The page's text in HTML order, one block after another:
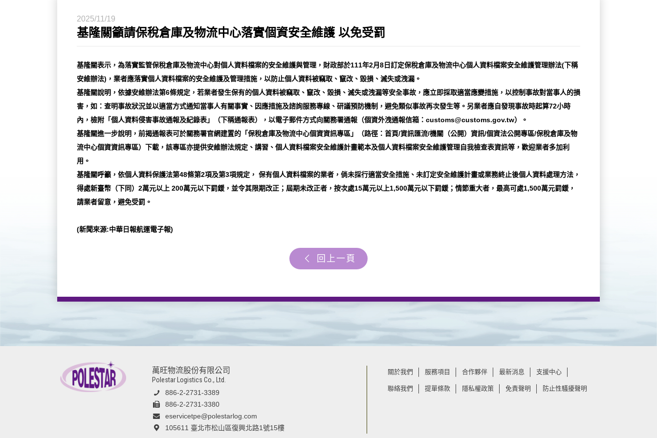
2025/11/19
基隆關籲請保稅倉庫及物流中心落實個資安全維護 以免受罰
基隆關表示，為落實監管保稅倉庫及物流中心對個人資料檔案的安全維護與管理，財政部於111年2月8日訂定保稅倉庫及物流中心個人資料檔案安全維護管理辦法(下稱
安維辦法)，業者應落實個人資料檔案的安全維護及管理措施，以防止個人資料被竊取、竄改、毀損、滅失或洩漏。
基隆關說明，依據安維辦法第6條規定，若業者發生保有的個人資料被竊取、竄改、毀損、滅失或洩漏等安全事故，應立即採取適當應變措施，以控制事故對當事人的損
害，如：查明事故狀況並以適當方式通知當事人有關事實、因應措施及諮詢服務專線、研議預防機制，避免類似事故再次發生等。另業者應自發現事故時起算72小時
內，檢附「個人資料侵害事故通報及紀錄表」（下稱通報表），以電子郵件方式向關務署通報（個資外洩通報信箱：customs@customs.gov.tw）。
基隆關進一步說明，前揭通報表可於關務署官網建置的「保稅倉庫及物流中心個資資訊專區」（路徑：首頁/資訊匯流/機關（公開）資訊/個資法公開專區/保稅倉庫及物
流中心個資資訊專區）下載，該專區亦提供安維辦法規定、講習、個人資料檔案安全維護計畫範本及個人資料檔案安全維護管理自我檢查表資訊等，歡迎業者多加利
用。
基隆關呼籲，依個人資料保護法第48條第2項及第3項規定， 保有個人資料檔案的業者，倘未採行適當安全措施、未訂定安全維護計畫或業務終止後個人資料處理方法，
得處新臺幣（下同）2萬元以上 200萬元以下罰鍰，並令其限期改正；屆期未改正者，按次處15萬元以上1,500萬元以下罰鍰；情節重大者，最高可處1,500萬元罰鍰，
請業者留意，避免受罰。
(新聞來源:中華日報航運電子報)
回上一頁
萬旺物流股份有限公司
Polestar Logistics Co., Ltd.
886-2-2731-3389
886-2-2731-3380
eservicetpe@polestarlog.com
105611 臺北市松山區復興北路1號15樓
關於我們 服務項目 合作夥伴 最新消息 支援中心
聯絡我們 提單條款 隱私權政策 免責聲明 防止性騷擾聲明